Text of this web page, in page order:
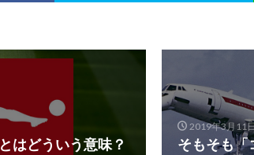
はどういう意味？
2019年3月11
そもそも「